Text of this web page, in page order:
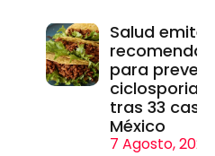
Salud emite
para
tras 33
México
7 Agosto, 2026